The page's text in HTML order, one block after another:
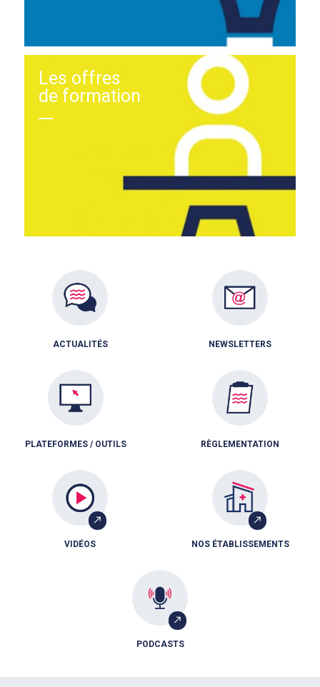
Les offres
de formation
ACTUALITÉS NEWSLETTERS
PLATEFORMES / OUTILS RÈGLEMENTATION
VIDÉOS NOS ÉTABLISSEMENTS
PODCASTS